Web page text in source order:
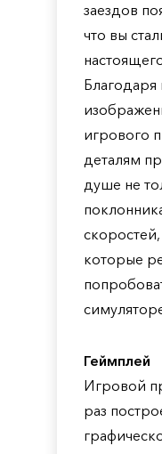
заездов
что вы
Благодаря
игрового
деталям
душе не
которые
Геймплей
Игровой
раз